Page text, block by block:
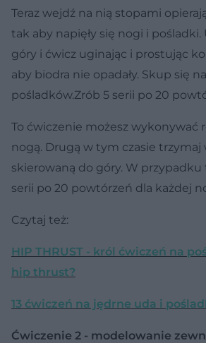
Teraz wejdź na nią stopami
tak aby napięły się nogi i
góry i ćwicz uginając i prostując
aby biodra nie opadały. Skup się
pośladków.Zrób 5 serii po 20
To ćwiczenie możesz wykonywać
nogą. Drugą w tym czasie trzymaj
skierowaną do góry. W przypadku
serii po 20 powtórzeń dla każdej
Czytaj też:
HIP THRUST - król ćwiczeń na
hip thrust?
13 ćwiczeń na jędrne uda i
Ćwiczenie 2 - modelowanie